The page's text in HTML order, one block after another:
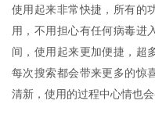
使用起来非常快捷，所有的
用，不用担心有任何病毒进
间，使用起来更加便捷，超
每次搜索都会带来更多的惊
清新，使用的过程中心情也会